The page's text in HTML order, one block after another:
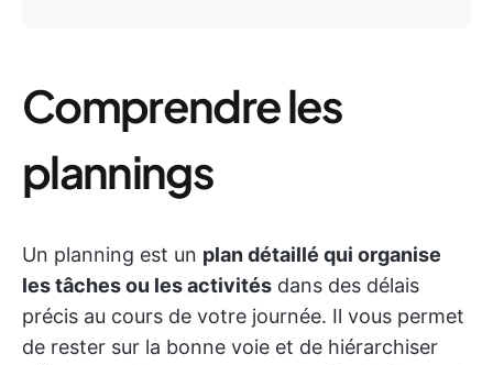
Comprendre les
plannings
Un planning est un plan détaillé qui organise
les tâches ou les activités dans des délais
précis au cours de votre journée. Il vous permet
de rester sur la bonne voie et de hiérarchiser